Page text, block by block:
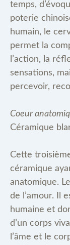
temps,
poterie
humain, le
permet la
l’action, la
sensations,
percevoir,
Coeur
Céramique
Cette
céramique
anatomique.
de l’amour. Il
humaine et
d’un corps
l’âme et le